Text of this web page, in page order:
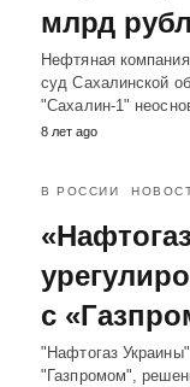
млрд
Нефтяная
суд Сахалинской
"Сахалин-1"
8 лет ago
В РОССИИ
с
"Нафтогаз
"Газпромом",